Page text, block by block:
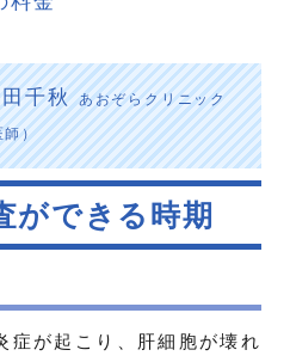
千秋 あおぞらクリニック
師）
ができる時期
症が起こり、肝細胞が壊れ